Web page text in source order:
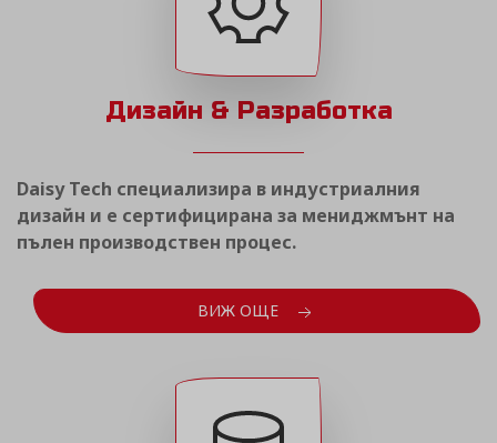
Дизайн & Разработка
Daisy Tech специализира в индустриалния
дизайн и е сертифицирана за мениджмънт на
пълен производствен процес.
ВИЖ ОЩЕ